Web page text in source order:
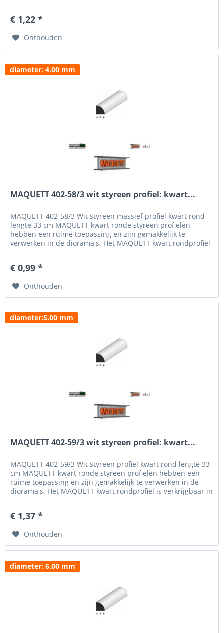
programma verf van MIG Jigmenz en Vallejo....
€ 1,22 *
Onthouden
diameter: 4.00 mm
MAQUETT 402-58/3 wit styreen profiel: kwart...
MAQUETT 402-58/3 Wit styreen massief profiel kwart rond
lengte 33 cm MAQUETT kwart ronde styreen profielen
hebben een ruime toepassing en zijn gemakkelijk te
verwerken in de diorama's. Het MAQUETT kwart rondprofiel
programma verf van MIG Jigmenz en Vallejo....
€ 0,99 *
Onthouden
diameter:5.00 mm
MAQUETT 402-59/3 wit styreen profiel: kwart...
MAQUETT 402-59/3 Wit styreen profiel kwart rond lengte 33
cm MAQUETT kwart ronde styreen profielen hebben een
ruime toepassing en zijn gemakkelijk te verwerken in de
diorama's. Het MAQUETT kwart rondprofiel is verkrijgbaar in
MIG Jigmenz en Vallejo. Verlijmen van...
€ 1,37 *
Onthouden
diameter: 6.00 mm